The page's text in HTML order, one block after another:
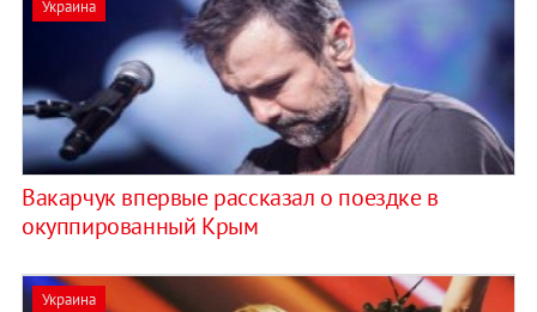
Украина
Вакарчук впервые рассказал о поездке в
окуппированный Крым
Украина